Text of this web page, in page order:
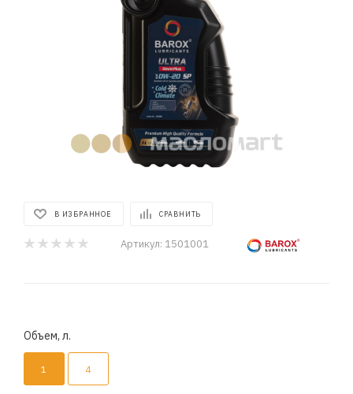
В ИЗБРАННОЕ СРАВНИТЬ
Артикул: 1501001
Объем, л.
1 4